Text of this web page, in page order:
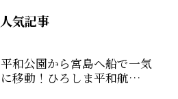
人気記事
平和公園から宮島へ船で一気
に移動！ひろしま平和航…